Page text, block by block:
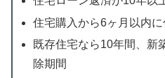
住宅購入から6ヶ月以内
既存住宅なら10年間、新
除期間